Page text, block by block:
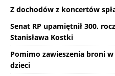
Z dochodów z koncertów
Senat RP upamiętnił 300.
Stanisława Kostki
Pomimo zawieszenia broni
dzieci